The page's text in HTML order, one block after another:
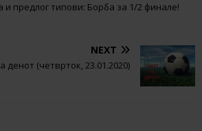
и предлог типови: Борба за 1/2 финале!
NEXT
денот (четврток, 23.01.2020)